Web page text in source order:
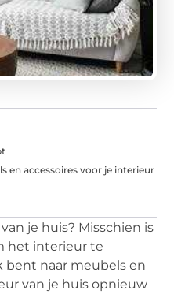
en accessoires voor je interieur
je huis? Misschien is
het interieur te
bent naar meubels en
van je huis opnieuw